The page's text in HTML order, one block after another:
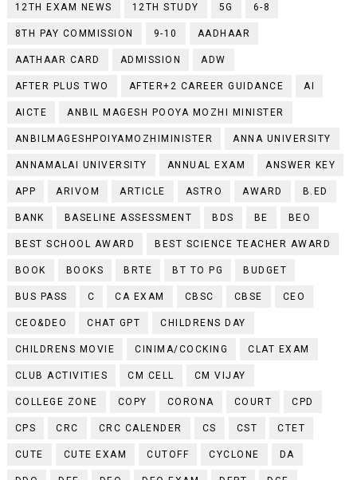
12TH EXAM NEWS 12TH STUDY 5G 6-8
8TH PAY COMMISSION 9-10 AADHAAR
AATHAAR CARD ADMISSION ADW
AFTER PLUS TWO AFTER+2 CAREER GUIDANCE AI
AICTE ANBIL MAGESH POOYA MOZHI MINISTER
ANBILMAGESHPOIYAMOZHIMINISTER ANNA UNIVERSITY
ANNAMALAI UNIVERSITY ANNUAL EXAM ANSWER KEY
APP ARIVOM ARTICLE ASTRO AWARD B.ED
BANK BASELINE ASSESSMENT BDS BE BEO
BEST SCHOOL AWARD BEST SCIENCE TEACHER AWARD
BOOK BOOKS BRTE BT TO PG BUDGET
BUS PASS C CA EXAM CBSC CBSE CEO
CEO&DEO CHAT GPT CHILDRENS DAY
CHILDRENS MOVIE CINIMA/COCKING CLAT EXAM
CLUB ACTIVITIES CM CELL CM VIJAY
COLLEGE ZONE COPY CORONA COURT CPD
CPS CRC CRC CALENDER CS CST CTET
CUTE CUTE EXAM CUTOFF CYCLONE DA